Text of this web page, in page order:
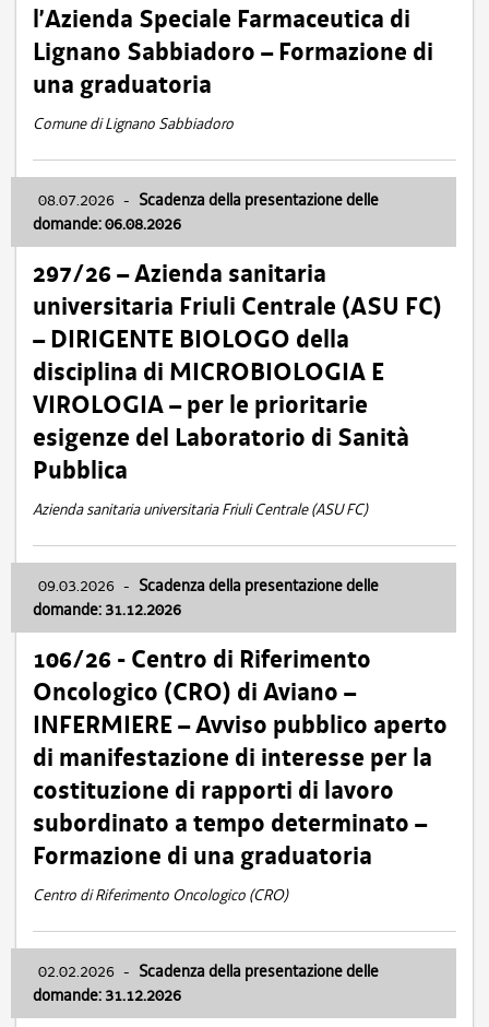
l’Azienda Speciale Farmaceutica di
Lignano Sabbiadoro – Formazione di
una graduatoria
Comune di Lignano Sabbiadoro
08.07.2026 - Scadenza della presentazione delle
domande: 06.08.2026
297/26 – Azienda sanitaria
universitaria Friuli Centrale (ASU FC)
– DIRIGENTE BIOLOGO della
disciplina di MICROBIOLOGIA E
VIROLOGIA – per le prioritarie
esigenze del Laboratorio di Sanità
Pubblica
Azienda sanitaria universitaria Friuli Centrale (ASU FC)
09.03.2026 - Scadenza della presentazione delle
domande: 31.12.2026
106/26 - Centro di Riferimento
Oncologico (CRO) di Aviano –
INFERMIERE – Avviso pubblico aperto
di manifestazione di interesse per la
costituzione di rapporti di lavoro
subordinato a tempo determinato –
Formazione di una graduatoria
Centro di Riferimento Oncologico (CRO)
02.02.2026 - Scadenza della presentazione delle
domande: 31.12.2026